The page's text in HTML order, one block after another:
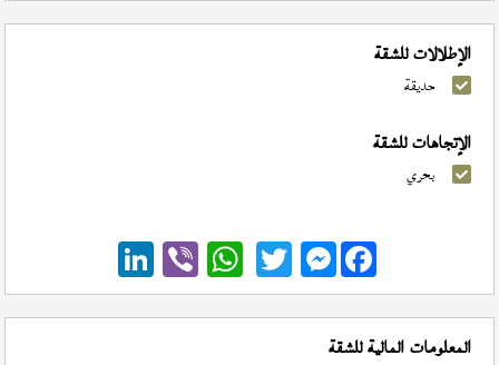
الإطلالات للشقة
حديقة
الإتجاهات للشقة
بحري
Messenger
المعلومات المالية للشقة